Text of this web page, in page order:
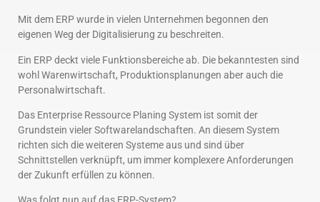
Mit dem ERP wurde in vielen Unternehmen begonnen den
eigenen Weg der Digitalisierung zu beschreiten.
Ein ERP deckt viele Funktionsbereiche ab. Die bekanntesten sind
wohl Warenwirtschaft, Produktionsplanungen aber auch die
Personalwirtschaft.
Das Enterprise Ressource Planing System ist somit der
Grundstein vieler Softwarelandschaften. An diesem System
richten sich die weiteren Systeme aus und sind über
Schnittstellen verknüpft, um immer komplexere Anforderungen
der Zukunft erfüllen zu können.